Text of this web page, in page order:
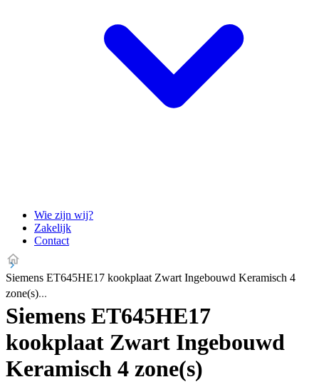
Wie zijn wij?
Zakelijk
Contact
Siemens ET645HE17 kookplaat Zwart Ingebouwd Keramisch 4
zone(s)
Siemens ET645HE17
kookplaat Zwart Ingebouwd
Keramisch 4 zone(s)